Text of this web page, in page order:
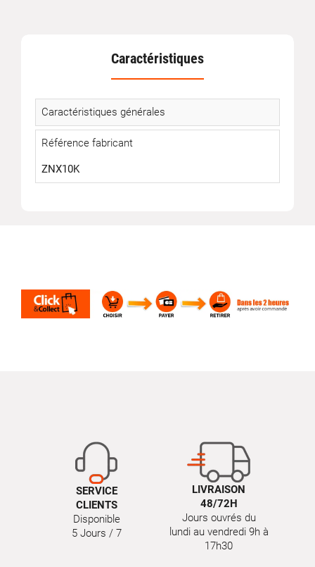
Caractéristiques
Caractéristiques générales
Référence fabricant
ZNX10K
SERVICE
CLIENTS
Disponible
5 Jours / 7
LIVRAISON
48/72H
Jours ouvrés du
lundi au vendredi 9h à
17h30